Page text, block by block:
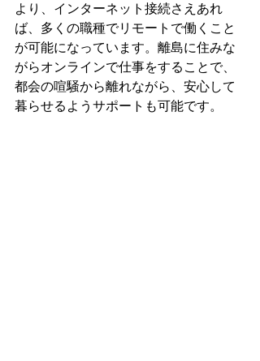
より、インターネット接続さえあれ
ば、多くの職種でリモートで働くこと
が可能になっています。離島に住みな
がらオンラインで仕事をすることで、
都会の喧騒から離れながら、安心して
暮らせるようサポートも可能です。